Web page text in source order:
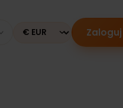
PL Currency